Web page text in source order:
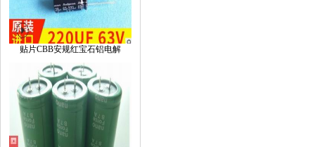
贴片CBB安规红宝石铝电解